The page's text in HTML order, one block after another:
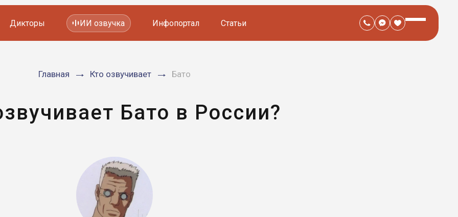
Мультфильмов
Дикторы ИИ озвучка Инфопортал Статьи
Главная Кто озвучивает Бато
Бато в России?